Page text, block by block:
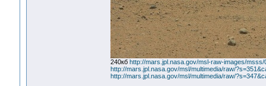
240кб http://mars.jpl.nasa.gov/msl-raw-images/
http://mars.jpl.nasa.gov/msl/multimedia/raw/
http://mars.jpl.nasa.gov/msl/multimedia/raw/